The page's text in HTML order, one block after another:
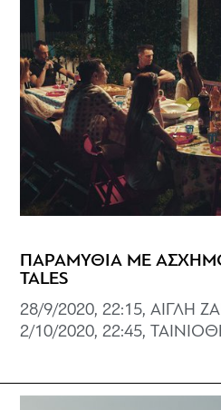
ΠΑΡΑΜΥΘΙΑ ΜΕ
TALES
28/9/2020, 22:15, ΑΙΓΛΗ
2/10/2020, 22:45,